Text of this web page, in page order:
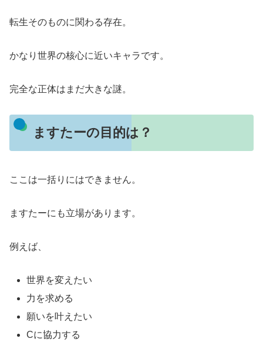
転生そのものに関わる存在。
かなり世界の核心に近いキャラです。
完全な正体はまだ大きな謎。
ますたーの目的は？
ここは一括りにはできません。
ますたーにも立場があります。
例えば、
世界を変えたい
力を求める
願いを叶えたい
Cに協力する